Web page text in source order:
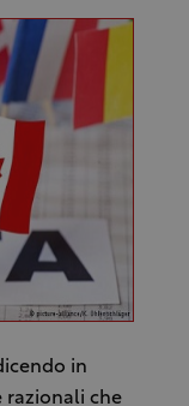
in
razionali che